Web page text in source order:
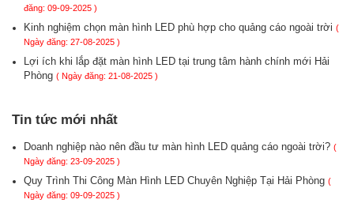
đăng: 09-09-2025 )
Kinh nghiệm chọn màn hình LED phù hợp cho quảng cáo ngoài trời (
Ngày đăng: 27-08-2025 )
Lợi ích khi lắp đặt màn hình LED tại trung tâm hành chính mới Hải
Phòng ( Ngày đăng: 21-08-2025 )
Tin tức mới nhất
Doanh nghiệp nào nên đầu tư màn hình LED quảng cáo ngoài trời? (
Ngày đăng: 23-09-2025 )
Quy Trình Thi Công Màn Hình LED Chuyên Nghiệp Tại Hải Phòng (
Ngày đăng: 09-09-2025 )